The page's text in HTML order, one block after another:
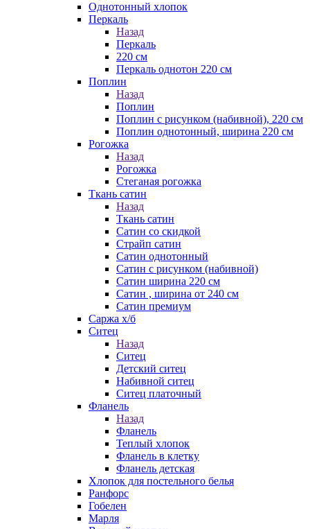
Однотонный хлопок
Перкаль
Назад
Перкаль
220 см
Перкаль однотон 220 см
Поплин
Назад
Поплин
Поплин с рисунком (набивной), 220 см
Поплин однотонный, ширина 220 см
Рогожка
Назад
Рогожка
Стеганая рогожка
Ткань сатин
Назад
Ткань сатин
Сатин со скидкой
Страйп сатин
Сатин однотонный
Сатин с рисунком (набивной)
Сатин ширина 220 см
Сатин , ширина от 240 см
Сатин премиум
Саржа х/б
Ситец
Назад
Ситец
Детский ситец
Набивной ситец
Ситец платочный
Фланель
Назад
Фланель
Теплый хлопок
Фланель в клетку
Фланель детская
Хлопок для постельного белья
Ранфорс
Гобелен
Марля